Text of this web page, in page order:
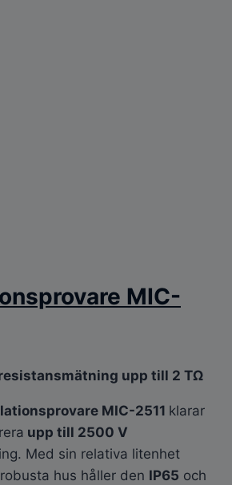
MIC-
upp till 2 TΩ
MIC-2511 klarar
upp till 2500 V
Med sin relativa litenhet
hus håller den IP65 och